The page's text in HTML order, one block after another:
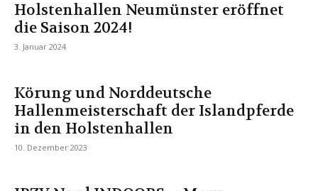
Holstenhallen Neumünster eröffnet
die Saison 2024!
3. Januar 2024
Körung und Norddeutsche
Hallenmeisterschaft der Islandpferde
in den Holstenhallen
10. Dezember 2023